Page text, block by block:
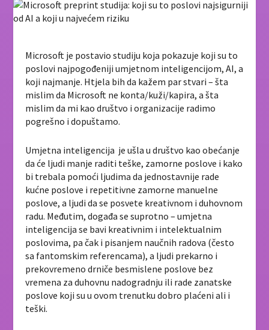
Microsoft je postavio studiju koja pokazuje koji su to
poslovi najpogođeniji umjetnom inteligencijom, AI, a
koji najmanje. Htjela bih da kažem par stvari – šta
mislim da Microsoft ne konta/kuži/kapira, a šta
mislim da mi kao društvo i organizacije radimo
pogrešno i dopuštamo.
Umjetna inteligencija je ušla u društvo kao obećanje
da će ljudi manje raditi teške, zamorne poslove i kako
bi trebala pomoći ljudima da jednostavnije rade
kućne poslove i repetitivne zamorne manuelne
poslove, a ljudi da se posvete kreativnom i duhovnom
radu. Međutim, događa se suprotno – umjetna
inteligencija se bavi kreativnim i intelektualnim
poslovima, pa čak i pisanjem naučnih radova (često
sa fantomskim referencama), a ljudi prekarno i
prekovremeno drniče besmislene poslove bez
vremena za duhovnu nadogradnju ili rade zanatske
poslove koji su u ovom trenutku dobro plaćeni ali i
teški.